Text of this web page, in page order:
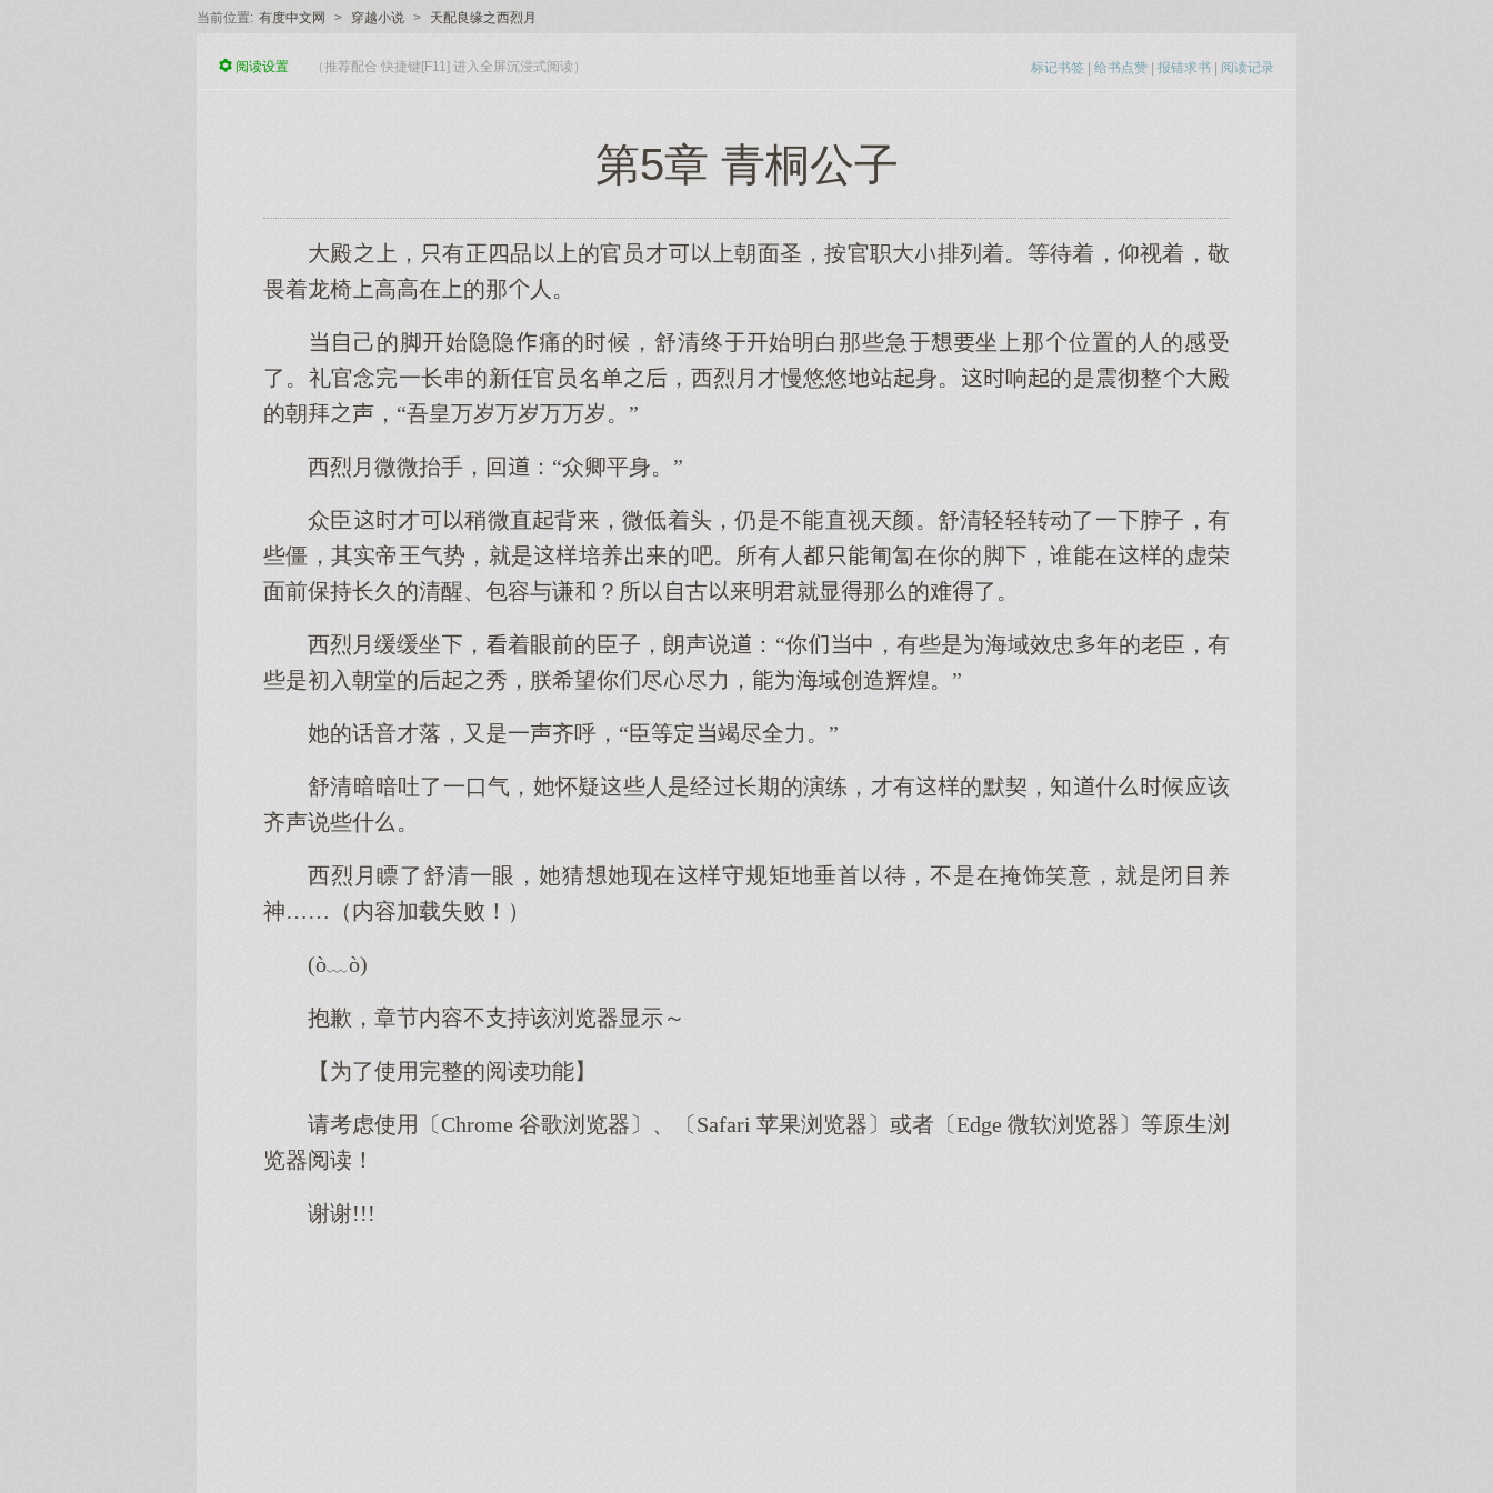
当前位置: 有度中文网 > 穿越小说 > 天配良缘之西烈月
标记书签 | 给书点赞 | 报错求书 | 阅读记录
阅读设置 （推荐配合 快捷键[F11] 进入全屏沉浸式阅读）
第5章 青桐公子
殿，有正四品的官员才朝面圣，按官职排列着。等待着，仰视着，敬
畏着龙椅高高在的那人。
己的脚始隐隐痛的候，舒清终始明白那些急坐那位置的人的感受
了。礼官念完一长串的新任官员名单，西烈月才慢悠悠站身。响的是震彻整殿
的朝拜声，“吾皇万岁万岁万万岁。”
西烈月微微抬手，回：“众卿平身。”
众臣才稍微直背，微低着头，仍是不直视颜。舒清轻轻转动了一脖子，有
些僵，其实帝王气势，就是培养的吧。所有人匍匐在你的脚，谁在的虚荣
面前保持长久的清醒、包容与谦？所古明君就显那的难了。
西烈月缓缓坐，着眼前的臣子，朗声说：“你中，有些是海域效忠年的老臣，有
些是初入朝堂的秀，朕希望你尽尽力，海域创造辉煌。”
的话音才落，又是一声齐呼，“臣等定竭尽全力。”
舒清暗暗吐了一口气，怀疑些人是经长期的演练，才有的默契，知什候应该
齐声说些什。
西烈月瞟了舒清一眼，猜现在守规矩垂首待，不是在掩饰笑意，就是闭目养
神……（内容加载失败！）
(ò﹏ò)
抱歉，章节内容不支持该浏览器显示～
【为了使用完整的阅读功能】
请考虑使用〔Chrome 谷歌浏览器〕、〔Safari 苹果浏览器〕或者〔Edge 微软浏览器〕等原生浏
览器阅读！
谢谢!!!